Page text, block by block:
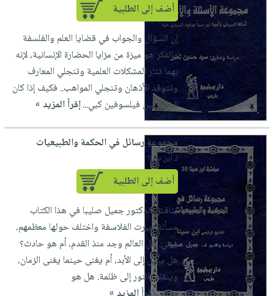
أضف إلى الطلبية
إن السؤال والجواب في قضايا العلم والفلسفة
والفكر هو ميزة من مزايا الحضارة الإنسانية، لإنه
بهما تثار المشكلات العلمية وتنجلي المعارف
وتتوقد الأذهان وتنجلي المواهب.. فكيف إذا كان
الحوار بين فيلسوفين كبي...إقرأ المزيد »
مجموعة رسائل في الحكمة والطبيعيات
لـ ابن سينا
أضف إلى الطلبية
يناقش الدكتور جميل صليبا في هذا الكتاب
مسألة حيرت الفلاسفة واختلف حولها معظمهم،
وهي: هل العالم وجد منذ القدم، أم هو حادث؟
هل يبقى إلى الأبد، أم يغنى حينما يغنى الزمان،
وينقلب النور إلى ظلمة. هل هو